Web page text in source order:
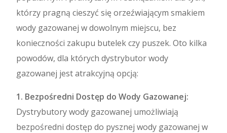
którzy pragną cieszyć się orzeźwiającym smakiem
wody gazowanej w dowolnym miejscu, bez
konieczności zakupu butelek czy puszek. Oto kilka
powodów, dla których dystrybutor wody
gazowanej jest atrakcyjną opcją:
1. Bezpośredni Dostęp do Wody Gazowanej:
Dystrybutory wody gazowanej umożliwiają
bezpośredni dostęp do pysznej wody gazowanej w